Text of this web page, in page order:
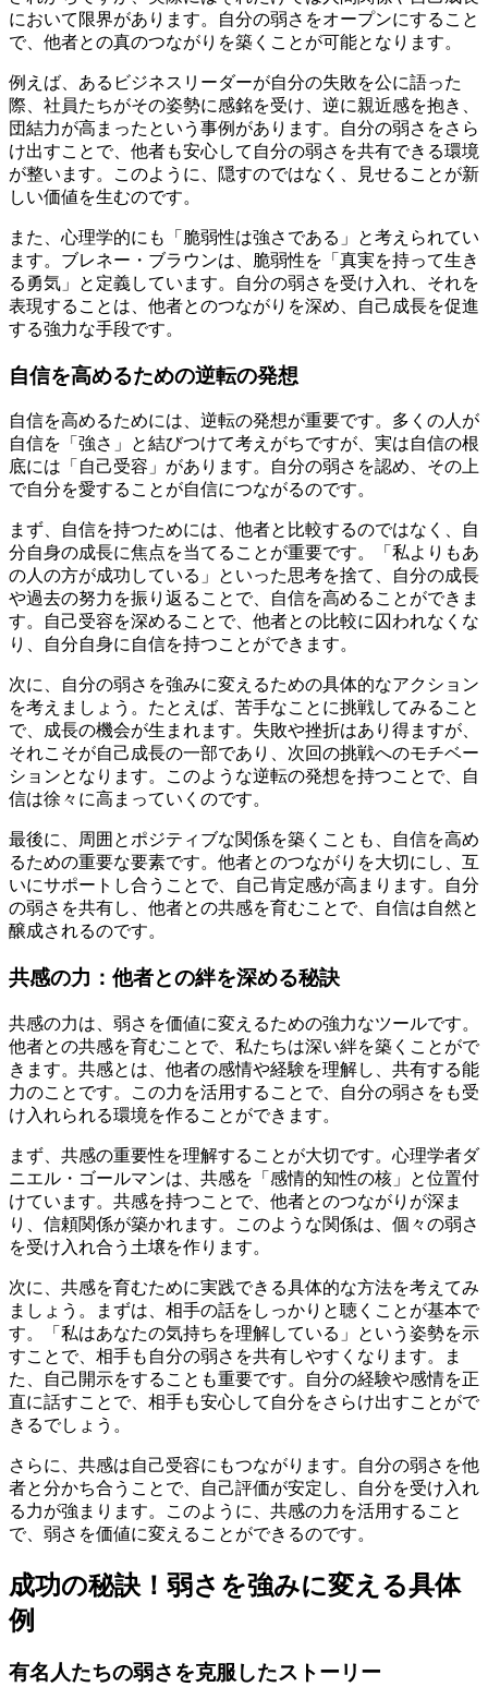
において限界があります。自分の弱さをオープンにすること
で、他者との真のつながりを築くことが可能となります。
例えば、あるビジネスリーダーが自分の失敗を公に語った
際、社員たちがその姿勢に感銘を受け、逆に親近感を抱き、
団結力が高まったという事例があります。自分の弱さをさら
け出すことで、他者も安心して自分の弱さを共有できる環境
が整います。このように、隠すのではなく、見せることが新
しい価値を生むのです。
また、心理学的にも「脆弱性は強さである」と考えられてい
ます。ブレネー・ブラウンは、脆弱性を「真実を持って生き
る勇気」と定義しています。自分の弱さを受け入れ、それを
表現することは、他者とのつながりを深め、自己成長を促進
する強力な手段です。
自信を高めるための逆転の発想
自信を高めるためには、逆転の発想が重要です。多くの人が
自信を「強さ」と結びつけて考えがちですが、実は自信の根
底には「自己受容」があります。自分の弱さを認め、その上
で自分を愛することが自信につながるのです。
まず、自信を持つためには、他者と比較するのではなく、自
分自身の成長に焦点を当てることが重要です。「私よりもあ
の人の方が成功している」といった思考を捨て、自分の成長
や過去の努力を振り返ることで、自信を高めることができま
す。自己受容を深めることで、他者との比較に囚われなくな
り、自分自身に自信を持つことができます。
次に、自分の弱さを強みに変えるための具体的なアクション
を考えましょう。たとえば、苦手なことに挑戦してみること
で、成長の機会が生まれます。失敗や挫折はあり得ますが、
それこそが自己成長の一部であり、次回の挑戦へのモチベー
ションとなります。このような逆転の発想を持つことで、自
信は徐々に高まっていくのです。
最後に、周囲とポジティブな関係を築くことも、自信を高め
るための重要な要素です。他者とのつながりを大切にし、互
いにサポートし合うことで、自己肯定感が高まります。自分
の弱さを共有し、他者との共感を育むことで、自信は自然と
醸成されるのです。
共感の力：他者との絆を深める秘訣
共感の力は、弱さを価値に変えるための強力なツールです。
他者との共感を育むことで、私たちは深い絆を築くことがで
きます。共感とは、他者の感情や経験を理解し、共有する能
力のことです。この力を活用することで、自分の弱さをも受
け入れられる環境を作ることができます。
まず、共感の重要性を理解することが大切です。心理学者ダ
ニエル・ゴールマンは、共感を「感情的知性の核」と位置付
けています。共感を持つことで、他者とのつながりが深ま
り、信頼関係が築かれます。このような関係は、個々の弱さ
を受け入れ合う土壌を作ります。
次に、共感を育むために実践できる具体的な方法を考えてみ
ましょう。まずは、相手の話をしっかりと聴くことが基本で
す。「私はあなたの気持ちを理解している」という姿勢を示
すことで、相手も自分の弱さを共有しやすくなります。ま
た、自己開示をすることも重要です。自分の経験や感情を正
直に話すことで、相手も安心して自分をさらけ出すことがで
きるでしょう。
さらに、共感は自己受容にもつながります。自分の弱さを他
者と分かち合うことで、自己評価が安定し、自分を受け入れ
る力が強まります。このように、共感の力を活用すること
で、弱さを価値に変えることができるのです。
成功の秘訣！弱さを強みに変える具体
例
有名人たちの弱さを克服したストーリー